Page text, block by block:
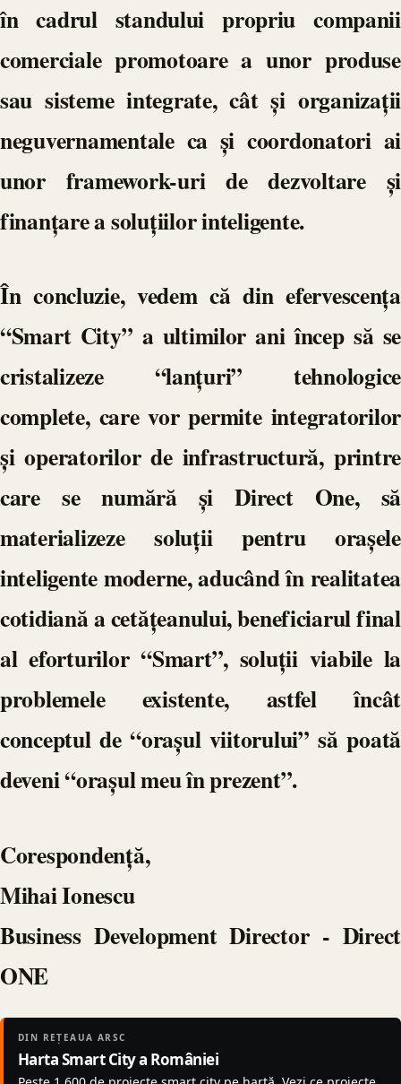
în cadrul standului propriu companii
comerciale promotoare a unor produse
sau sisteme integrate, cât și organizații
neguvernamentale ca și coordonatori ai
unor framework-uri de dezvoltare și
finanțare a soluțiilor inteligente.
În concluzie, vedem că din efervescența
“Smart City” a ultimilor ani încep să se
cristalizeze “lanțuri” tehnologice
complete, care vor permite integratorilor
și operatorilor de infrastructură, printre
care se numără și Direct One, să
materializeze soluții pentru orașele
inteligente moderne, aducând în realitatea
cotidiană a cetățeanului, beneficiarul final
al eforturilor “Smart”, soluții viabile la
problemele existente, astfel încât
conceptul de “orașul viitorului” să poată
deveni “orașul meu în prezent”.
Corespondență,
Mihai Ionescu
Business Development Director - Direct
ONE
DIN REȚEAUA ARSC
Harta Smart City a României